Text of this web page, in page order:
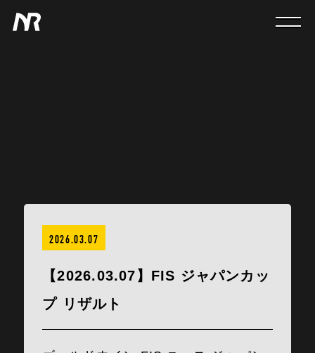
2026.03.07
【2026.03.07】FIS ジャパンカッ
プ リザルト